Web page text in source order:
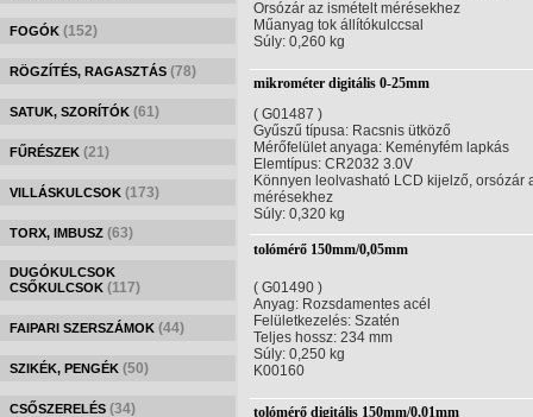
FOGÓK (152)
RÖGZÍTÉS, RAGASZTÁS (78)
SATUK, SZORÍTÓK (61)
FŰRÉSZEK (21)
VILLÁSKULCSOK (173)
TORX, IMBUSZ (63)
DUGÓKULCSOK
CSŐKULCSOK (117)
FAIPARI SZERSZÁMOK (44)
SZIKÉK, PENGÉK (50)
CSŐSZERELÉS (34)
Orsózár az ismételt mérésekhez
Műanyag tok állítókulccsal
Súly: 0,260 kg
mikrométer digitális 0-25mm
( G01487 )
Gyűszű típusa: Racsnis ütköző
Mérőfelület anyaga: Keményfém lapkás
Elemtípus: CR2032 3.0V
Könnyen leolvasható LCD kijelző, orsózár
mérésekhez
Súly: 0,320 kg
tolómérő 150mm/0,05mm
( G01490 )
Anyag: Rozsdamentes acél
Felületkezelés: Szatén
Teljes hossz: 234 mm
Súly: 0,250 kg
K00160
tolómérő digitális 150mm/0,01mm